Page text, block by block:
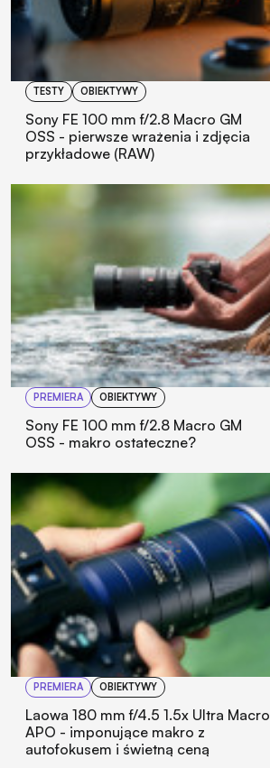
TESTY OBIEKTYWY
Sony FE 100 mm f/2.8 Macro GM
OSS - pierwsze wrażenia i zdjęcia
przykładowe (RAW)
PREMIERA OBIEKTYWY
Sony FE 100 mm f/2.8 Macro GM
OSS - makro ostateczne?
PREMIERA OBIEKTYWY
Laowa 180 mm f/4.5 1.5x Ultra Macro
APO - imponujące makro z
autofokusem i świetną ceną